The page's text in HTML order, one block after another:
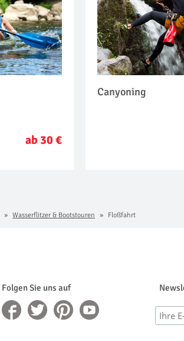
ab 30 €
Canyoning
Wasserflitzer & Bootstouren Floßfahrt
Folgen Sie uns auf